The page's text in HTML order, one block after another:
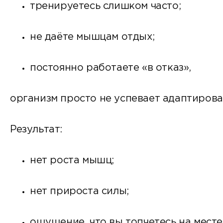
тренируетесь слишком часто;
не даёте мышцам отдых;
постоянно работаете «в отказ»,
организм просто не успевает
Результат:
нет роста мышц;
нет прироста силы;